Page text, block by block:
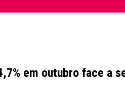
em outubro face a